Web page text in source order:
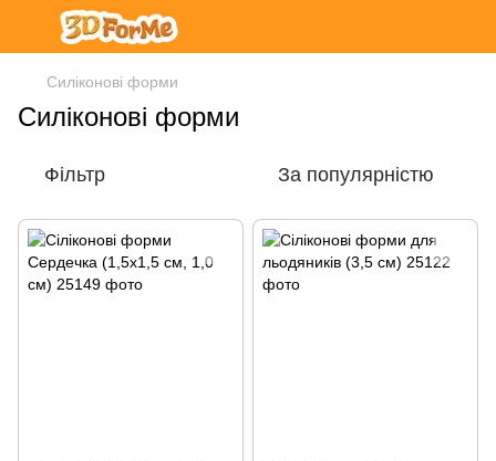
Силіконові форми
Силіконові форми
Фільтр За популярністю